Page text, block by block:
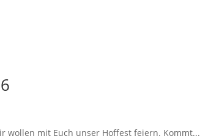
wollen mit Euch unser Hoffest feiern. Kommt...